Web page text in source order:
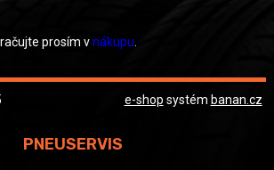
prosím vnákupu
e-shop systém banan.cz
PNEUSERVIS